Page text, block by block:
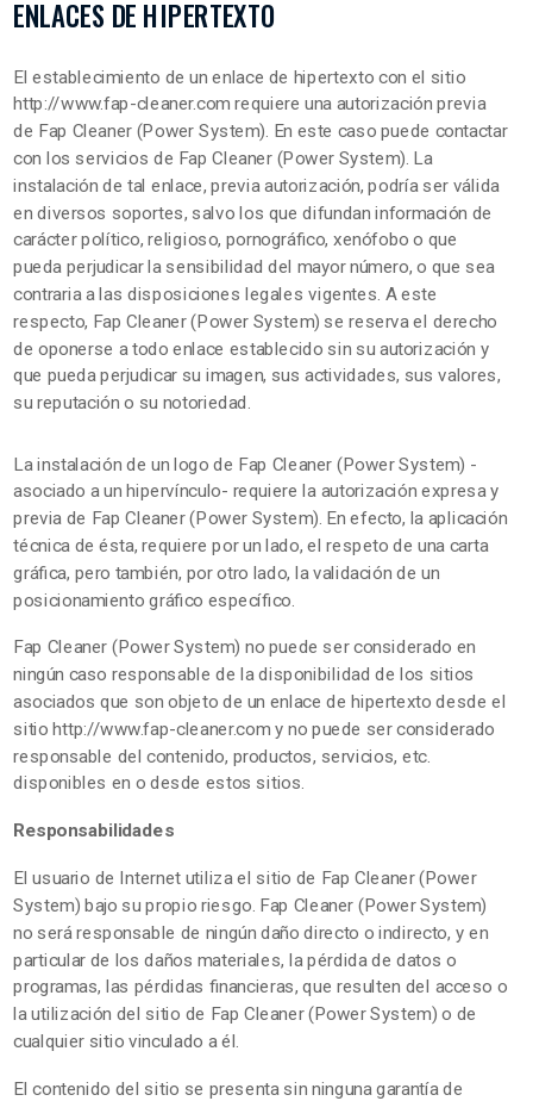
ENLACES DE HIPERTEXTO
El establecimiento de un enlace de hipertexto con el sitio
http://www.fap-cleaner.com requiere una autorización previa
de Fap Cleaner (Power System). En este caso puede contactar
con los servicios de Fap Cleaner (Power System). La
instalación de tal enlace, previa autorización, podría ser válida
en diversos soportes, salvo los que difundan información de
carácter político, religioso, pornográfico, xenófobo o que
pueda perjudicar la sensibilidad del mayor número, o que sea
contraria a las disposiciones legales vigentes. A este
respecto, Fap Cleaner (Power System) se reserva el derecho
de oponerse a todo enlace establecido sin su autorización y
que pueda perjudicar su imagen, sus actividades, sus valores,
su reputación o su notoriedad.
La instalación de un logo de Fap Cleaner (Power System) -
asociado a un hipervínculo- requiere la autorización expresa y
previa de Fap Cleaner (Power System). En efecto, la aplicación
técnica de ésta, requiere por un lado, el respeto de una carta
gráfica, pero también, por otro lado, la validación de un
posicionamiento gráfico específico.
Fap Cleaner (Power System) no puede ser considerado en
ningún caso responsable de la disponibilidad de los sitios
asociados que son objeto de un enlace de hipertexto desde el
sitio http://www.fap-cleaner.com y no puede ser considerado
responsable del contenido, productos, servicios, etc.
disponibles en o desde estos sitios.
Responsabilidades
El usuario de Internet utiliza el sitio de Fap Cleaner (Power
System) bajo su propio riesgo. Fap Cleaner (Power System)
no será responsable de ningún daño directo o indirecto, y en
particular de los daños materiales, la pérdida de datos o
programas, las pérdidas financieras, que resulten del acceso o
la utilización del sitio de Fap Cleaner (Power System) o de
cualquier sitio vinculado a él.
El contenido del sitio se presenta sin ninguna garantía de